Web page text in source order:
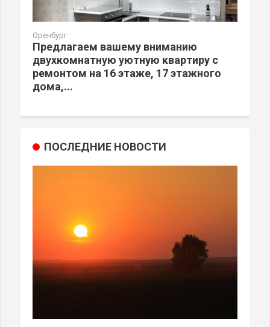
Оренбург
Предлагаем вашему вниманию
двухкомнатную уютную квартиру с
ремонтом на 16 этаже, 17 этажного
дома,...
ПОСЛЕДНИЕ НОВОСТИ